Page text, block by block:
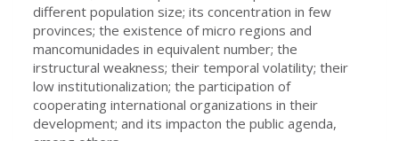
different population size; its concentration in few
provinces; the existence of micro regions and
mancomunidades in equivalent number; the
irstructural weakness; their temporal volatility; their
low institutionalization; the participation of
cooperating international organizations in their
development; and its impacton the public agenda,